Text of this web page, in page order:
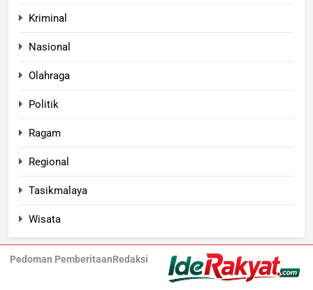
Kriminal
Nasional
Olahraga
Politik
Ragam
Regional
Tasikmalaya
Wisata
Pedoman PemberitaanRedaksi